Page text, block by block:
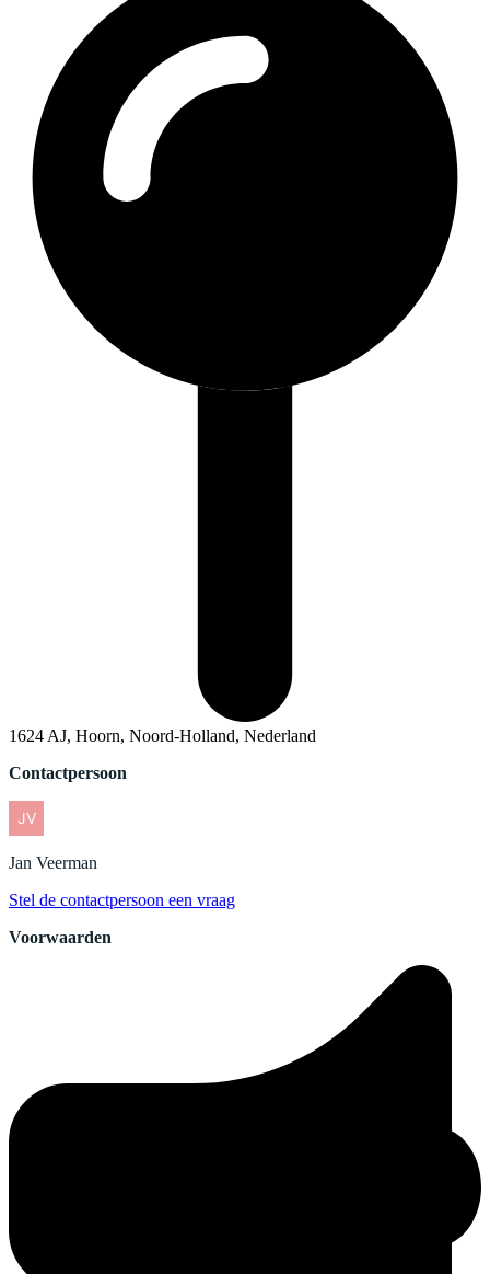
1624 AJ, Hoorn, Noord-Holland, Nederland
Contactpersoon
Jan Veerman
Stel de contactpersoon een vraag
Voorwaarden